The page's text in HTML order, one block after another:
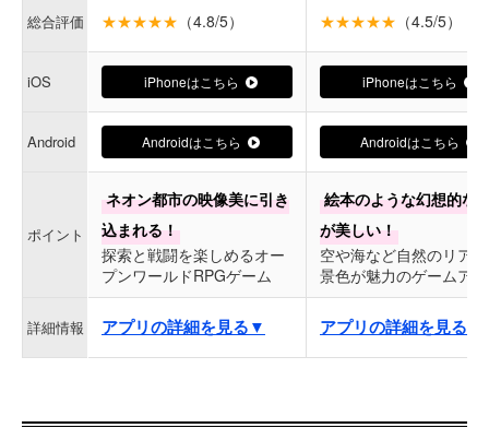
総合評価 ★★★★★ （4.8/5） ★★★★★ （4.5/5）
iOS iPhoneはこちら iPhoneはこちら
Android Androidはこちら Androidはこちら
ポイント
ネオン都市の映像美に引き
込まれる！
探索と戦闘を楽しめるオー
プンワールドRPGゲーム
絵本のような幻想的な
が美しい！
空や海など自然のリア
景色が魅力のゲームア
詳細情報 アプリの詳細を見る▼ アプリの詳細を見る▼